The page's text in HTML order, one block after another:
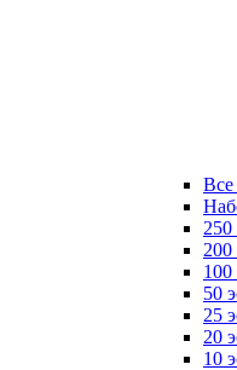
Все
250
200
100
50
25
20
10